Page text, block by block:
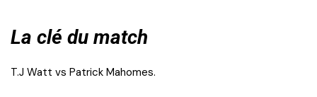
La clé du match
T.J Watt vs Patrick Mahomes.